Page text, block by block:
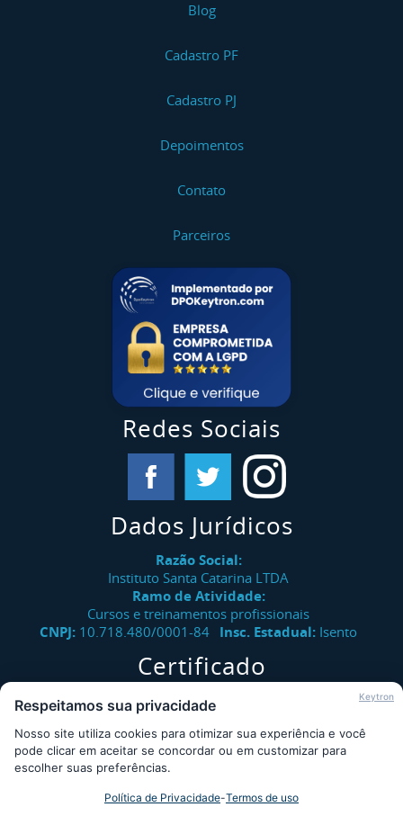
Blog
Cadastro PF
Cadastro PJ
Depoimentos
Contato
Parceiros
Redes Sociais
Dados Jurídicos
Razão Social:
Instituto Santa Catarina LTDA
Ramo de Atividade:
Cursos e treinamentos profissionais
CNPJ: 10.718.480/0001-84 Insc. Estadual: Isento
Certificado
Verifique a autenticidade de certificados emitidos pelo
Instituto Santa Catarina.
Consultar
Keytron
Respeitamos sua privacidade
Nosso site utiliza cookies para otimizar sua experiência e você
pode clicar em aceitar se concordar ou em customizar para
escolher suas preferências.
Política de Privacidade-Termos de uso